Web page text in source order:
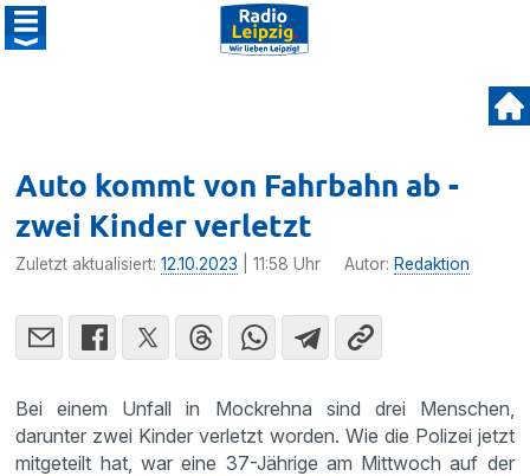
Auto kommt von Fahrbahn ab -
zwei Kinder verletzt
Zuletzt aktualisiert:12.10.2023 | 11:58 Uhr Autor: Redaktion
Bei einem Unfall in Mockrehna sind drei Menschen,
darunter zwei Kinder verletzt worden. Wie die Polizei jetzt
mitgeteilt hat, war eine 37-Jährige am Mittwoch auf der